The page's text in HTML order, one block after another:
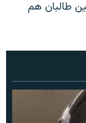
طالبان هم